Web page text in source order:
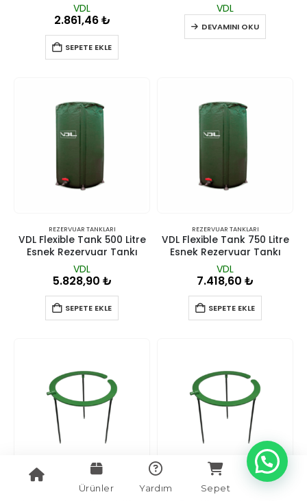
VDL
2.861,46₺
SEPETE EKLE
VDL
DEVAMINI OKU
REZERVUAR TANKLARI
VDL Flexible Tank 500 Litre
Esnek Rezervuar Tankı
VDL
5.828,90 ₺
SEPETE EKLE
REZERVUAR TANKLARI
VDL Flexible Tank 750 Litre
Esnek Rezervuar Tankı
VDL
7.418,60 ₺
SEPETE EKLE
SAKSILAR VE YETIŞTIRME SISTEMLERI SULAMA SISTEMLERI SAKSILAR VE YETIŞTIRME SISTEMLERI
Ürünler Yardım Sepet